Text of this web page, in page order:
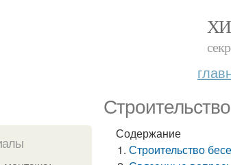
Содержание
Строительство